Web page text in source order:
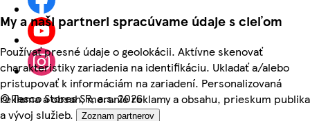
My a naši partneri spracúvame údaje s cieľom
Používať presné údaje o geolokácii. Aktívne skenovať
charakteristiky zariadenia na identifikáciu. Ukladať a/alebo
pristupovať k informáciám na zariadení. Personalizovaná
reklama a obsah, meranie reklamy a obsahu, prieskum publika
a vývoj služieb.
Zoznam partnerov
©Tesco Stores SR, a.s. 2026